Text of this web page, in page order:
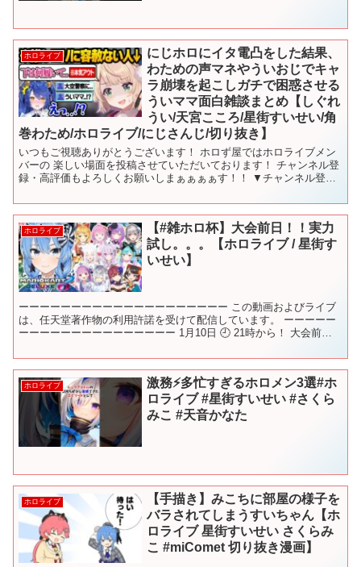
ホロライブ
にじホロにイタ電凸をした結果、
わための声マネやういおじでキャ
ラ崩壊を起こしガチで困惑させる
ういママ面白雑談まとめ【しぐれ
うい/天宮こころ/星街すいせい/角
巻わため/ホロライブ/にじさんじ/切り抜き】
いつもご視聴ありがとうございます！ ホロず屋ではホロライブメン
バーの 楽しい場面を投稿させていただいております！ チャンネル登
録・高評価もよろしくお願いしまぁぁぁぁす！！ ▼チャンネル登録
ホロライブ
【#雑ホロ杯】大会前日！！実力
試し。。。【ホロライブ / 星街す
いせい】
ーーーーーーーーーーーーーーーーーーーー この動画およびライブ
は、任天堂著作物の利用許諾を受けて配信しています。 ーーーーー
ーーーーーーーーーーーーーーー 1月10日 🕘 21時から！ 大会前
ホロライブ
激務⚡️多忙すぎるホロメン3選#ホ
ロライブ #星街すいせい #さくら
みこ #天音かなた
ホロライブ
【手描き】みこちに部屋の様子を
バラされてしまうすいちゃん【ホ
ロライブ 星街すいせい さくらみ
こ #miComet 切り抜き漫画】